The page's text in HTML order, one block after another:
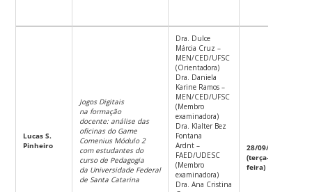
Lucas S.
Pinheiro
Jogos Digitais
na formação
docente: análise das
oficinas do Game
Comenius Módulo 2
com estudantes do
curso de Pedagogia
da Universidade Federal
de Santa Catarina
Dra. Dulce
Márcia Cruz –
MEN/CED/UFSC
(Orientadora)
Dra. Daniela
Karine Ramos –
MEN/CED/UFSC
(Membro
examinadora)
Dra. Klalter Bez
Fontana
Ardnt –
FAED/UDESC
(Membro
examinadora)
Dra. Ana Cristina
28/09/2021
(terça-
feira)